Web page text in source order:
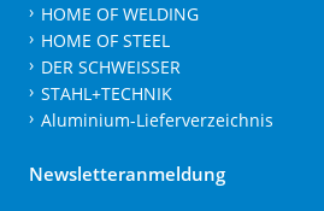
HOME OF WELDING
HOME OF STEEL
DER SCHWEISSER
STAHL+TECHNIK
Aluminium-Lieferverzeichnis
Newsletteranmeldung